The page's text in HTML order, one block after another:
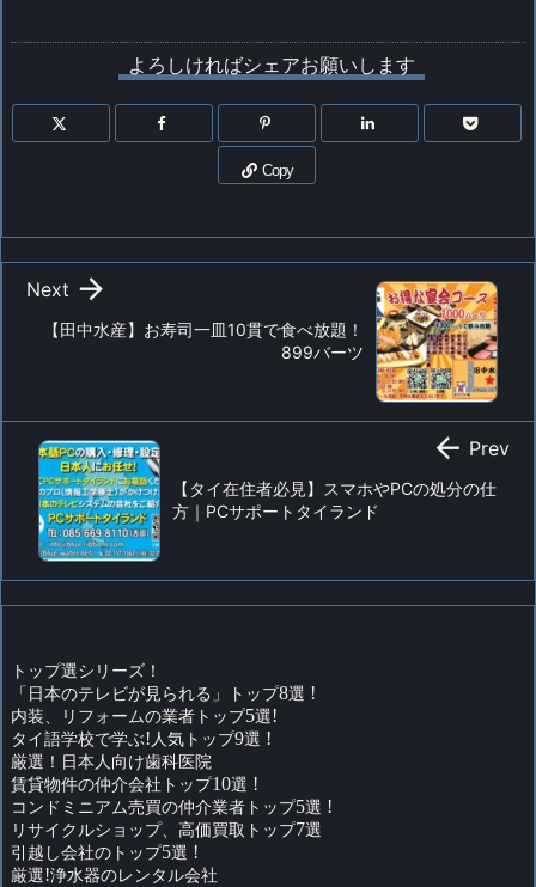
よろしければシェアお願いします
Copy
【田中水産】お寿司一皿10貫で食べ放題！
899バーツ

Next
【タイ在住者必見】スマホやPCの処分の仕
方｜PCサポートタイランド
 Prev
トップ選シリーズ！
「日本のテレビが見られる」トップ8選 !
内装、リフォームの業者トップ5選!
タイ語学校で学ぶ!人気トップ9選 !
厳選！日本人向け歯科医院
賃貸物件の仲介会社トップ10選 !
コンドミニアム売買の仲介業者トップ5選 !
リサイクルショップ、高価買取トップ7選
引越し会社のトップ5選 !
厳選!浄水器のレンタル会社